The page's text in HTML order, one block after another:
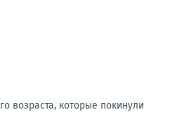
возраста, которые покинули